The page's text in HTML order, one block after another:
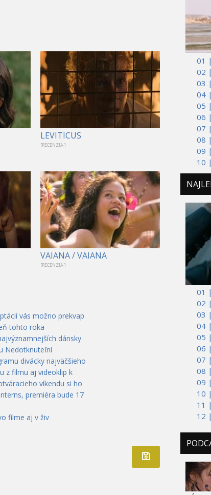
LEVITICUS
[RECENZIA ]
VAIANA / VAIANA
[RECENZIA ]
vás možno prekvap
tohto roka
dánsky
Nedotknuteľní
divácky najväčšieho
z filmu aj videoklip k
víkendu si ho
premiéra bude 17
filme aj v živ
01 |
02 |
03 |
04 |
05 |
06 |
07 |
08 |
09 |
10 |
01 |
02 |
03 |
04 |
05 |
06 |
07 |
08 |
09 |
10 |
11 |
12 |